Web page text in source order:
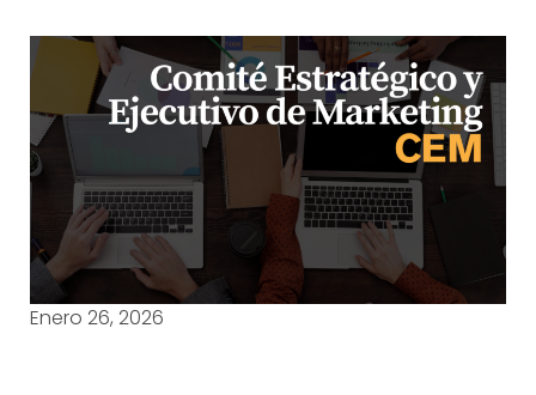
Enero 26, 2026